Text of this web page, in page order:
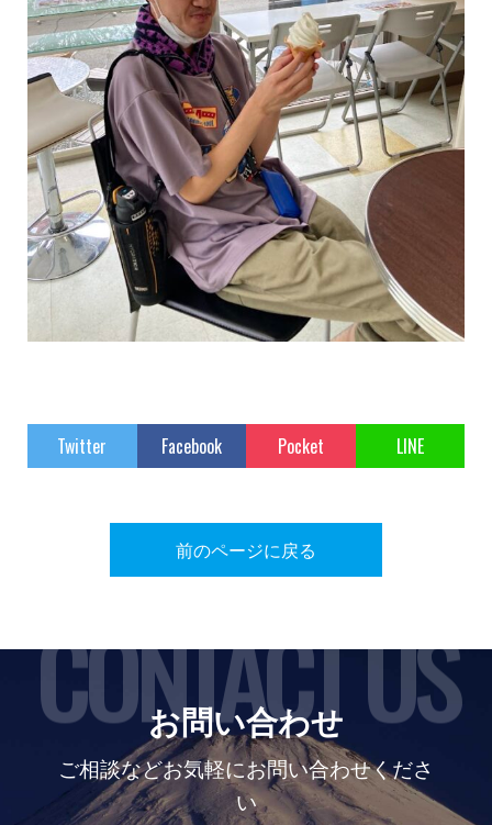
Twitter Facebook Pocket LINE
前のページに戻る
CONTACT US
お問い合わせ
ご相談などお気軽にお問い合わせくださ
い